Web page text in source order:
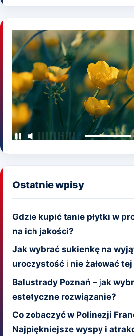
Ostatnie wpisy
Gdzie kupić tanie płytki w
na ich jakości?
Jak wybrać sukienkę na
uroczystość i nie żałować
Balustrady Poznań – jak
estetyczne rozwiązanie?
Co zobaczyć w Polinezji
Najpiękniejsze wyspy i